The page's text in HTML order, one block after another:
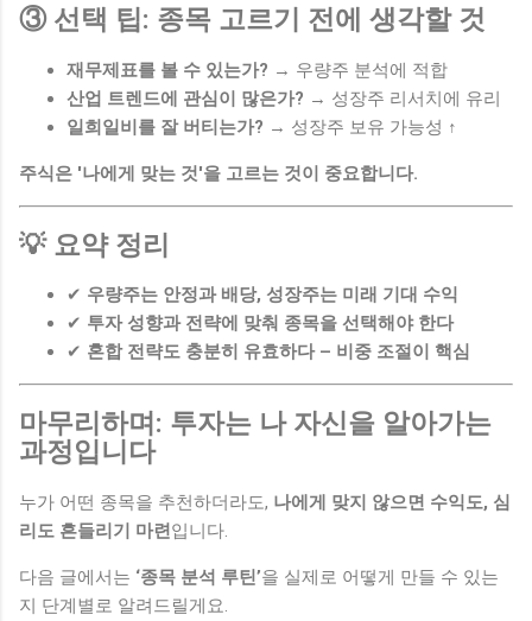
③ 선택 팁: 종목 고르기 전에 생각할 것
재무제표를 볼 수 있는가? → 우량주 분석에 적합
산업 트렌드에 관심이 많은가? → 성장주 리서치에 유리
일희일비를 잘 버티는가? → 성장주 보유 가능성 ↑
주식은 '나에게 맞는 것'을 고르는 것이 중요합니다.
💡 요약 정리
✔ 우량주는 안정과 배당, 성장주는 미래 기대 수익
✔ 투자 성향과 전략에 맞춰 종목을 선택해야 한다
✔ 혼합 전략도 충분히 유효하다 – 비중 조절이 핵심
마무리하며: 투자는 나 자신을 알아가는
과정입니다
누가 어떤 종목을 추천하더라도, 나에게 맞지 않으면 수익도, 심
리도 흔들리기 마련 입니다.
다음 글에서는 ‘종목 분석 루틴’을 실제로 어떻게 만들 수 있는
지 단계별로 알려드릴게요.